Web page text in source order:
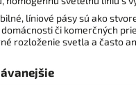
líniové pásy sú ako
či komerčných
rozloženie svetla a často